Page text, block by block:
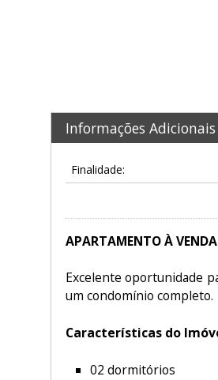
Informações Adicionais
Finalidade:
APARTAMENTO À
Excelente oportunidade
um condomínio completo.
Características do
02 dormitórios